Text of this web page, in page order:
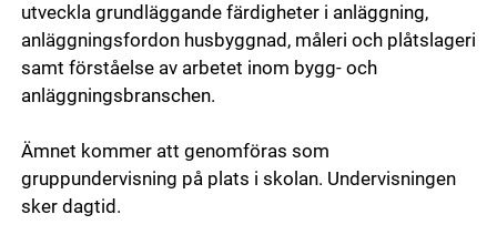
utveckla grundläggande färdigheter i anläggning,
anläggningsfordon husbyggnad, måleri och plåtslageri
samt förståelse av arbetet inom bygg- och
anläggningsbranschen.
Ämnet kommer att genomföras som
gruppundervisning på plats i skolan. Undervisningen
sker dagtid.